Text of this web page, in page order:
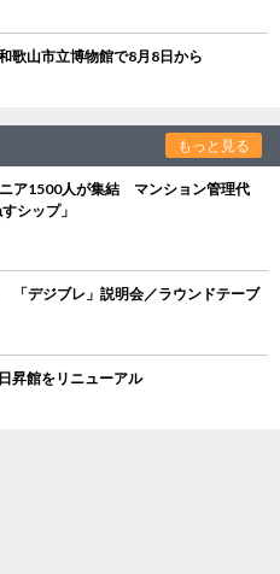
歌山市立博物館で8月8日から
もっと見る
ニア1500人が集結 マンション管理代
シップ」
デジブレ」説明会／ラウンドテーブ
昇館をリニューアル